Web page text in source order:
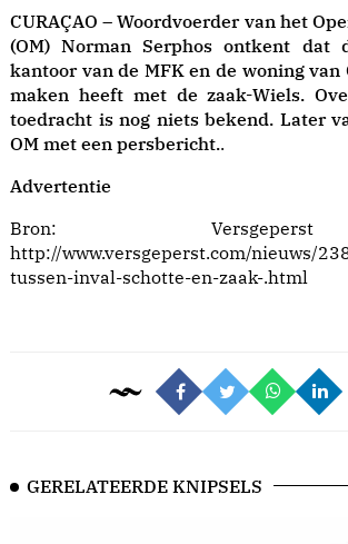
CURAÇAO – Woordvoerder van het
(OM) Norman Serphos ontkent
kantoor van de MFK en de woning van
maken heeft met de zaak-Wiels.
toedracht is nog niets bekend. Later
OM met een persbericht..
Advertentie
Bron:
http://www.versgeperst.com/nieuws/
tussen-inval-schotte-en-zaak-.html
GERELATEERDE KNIPSELS